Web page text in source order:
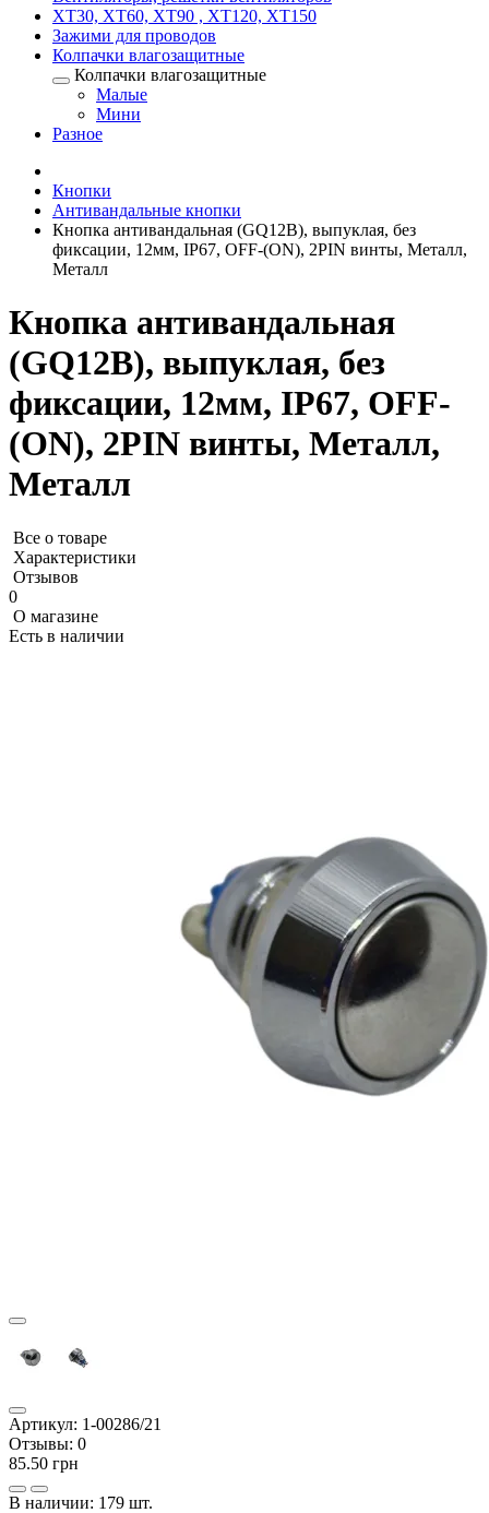
XT30, XT60, XT90 , XT120, XT150
Зажими для проводов
Колпачки влагозащитные
Колпачки влагозащитные
Малые
Мини
Разное
Кнопки
Антивандальные кнопки
Кнопка антивандальная (GQ12B), выпуклая, без
фиксации, 12мм, IP67, OFF-(ON), 2PIN винты, Металл,
Металл
Кнопка антивандальная
(GQ12B), выпуклая, без
фиксации, 12мм, IP67, OFF-
(ON), 2PIN винты, Металл,
Металл
Все о товаре
Характеристики
Отзывов
0
О магазине
Есть в наличии
Артикул: 1-00286/21
Отзывы: 0
85.50 грн
В наличии: 179 шт.